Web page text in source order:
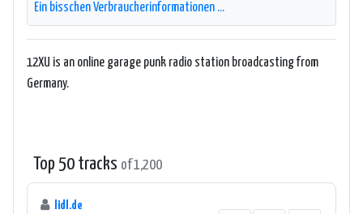
Ein bisschen Verbraucherinformationen ...
12XU is an online garage punk radio station broadcasting from
Germany.
Top 50 tracks of 1,200
lidl.de